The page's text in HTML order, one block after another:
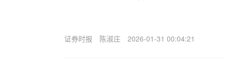
证券时报 陈淑庄 2026-01-31 00:04:21